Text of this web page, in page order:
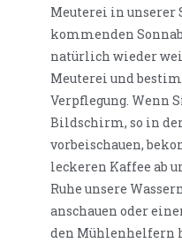
Meuterei in unserer
kommenden
natürlich wieder
Meuterei und
Verpflegung. Wenn
Bildschirm, so in
vorbeischauen,
leckeren Kaffee ab
Ruhe unsere
anschauen oder
den Mühlenhelfern